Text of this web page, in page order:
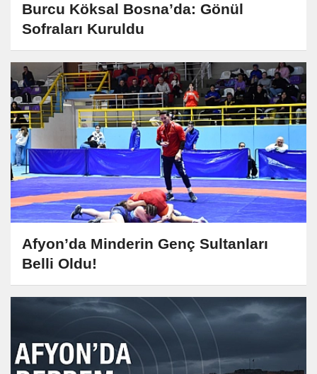
Burcu Köksal Bosna’da: Gönül
Sofraları Kuruldu
Afyon’da Minderin Genç Sultanları
Belli Oldu!